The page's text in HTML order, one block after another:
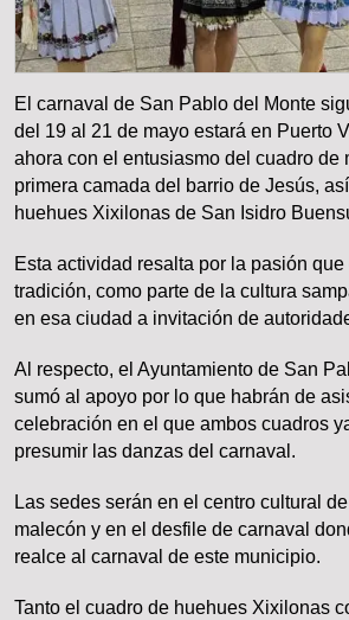
El carnaval de San Pablo del Monte
del 19 al 21 de mayo estará en Puerto
ahora con el entusiasmo del cuadro de
primera camada del barrio de Jesús,
huehues Xixilonas de San Isidro
Esta actividad resalta por la pasión
tradición, como parte de la cultura
en esa ciudad a invitación de
Al respecto, el Ayuntamiento de San
sumó al apoyo por lo que habrán de
celebración en el que ambos cuadros
presumir las danzas del carnaval.
Las sedes serán en el centro cultural
malecón y en el desfile de carnaval
realce al carnaval de este municipio.
Tanto el cuadro de huehues Xixilonas